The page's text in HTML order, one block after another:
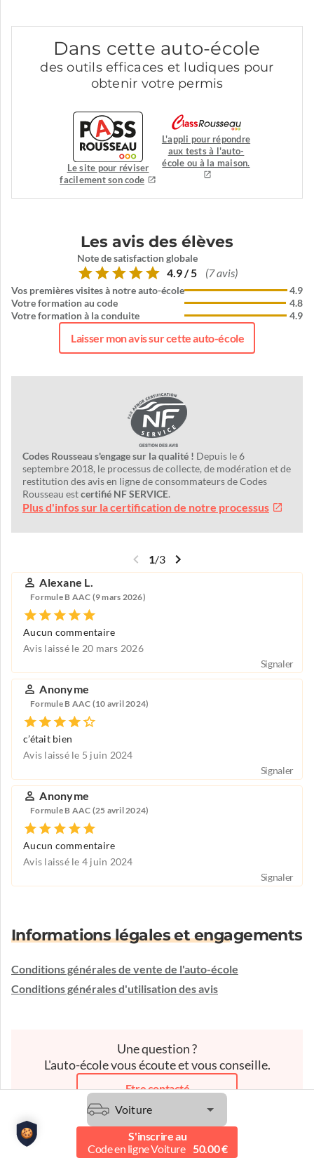
Dans cette auto-école
des outils efficaces et ludiques pour
obtenir votre permis
Le site pour réviser
facilement son code
L'appli pour répondre
aux tests à l'auto-
école ou à la maison.
Les avis des élèves
Note de satisfaction globale
4.9 / 5 (7 avis)
Vos premières visites à notre auto-école
Votre formation au code
Votre formation à la conduite
4.9
4.8
4.9
Laisser mon avis sur cette auto-école
Codes Rousseau s'engage sur la qualité ! Depuis le 6
septembre 2018, le processus de collecte, de modération et de
restitution des avis en ligne de consommateurs de Codes
Rousseau estcertifié NF SERVICE.
Plus d'infos sur la certification de notre processus
1/3
Alexane L.
Formule B AAC (9 mars 2026)
Aucun commentaire
Avis laissé le 20 mars 2026
Signaler
Anonyme
Formule B AAC (10 avril 2024)
c’était bien
Avis laissé le 5 juin 2024
Signaler
Anonyme
Formule B AAC (25 avril 2024)
Aucun commentaire
Avis laissé le 4 juin 2024
Signaler
Informations légales et engagements
Conditions générales de vente de l'auto-école
Conditions générales d'utilisation des avis
Une question ?
L'auto-école vous écoute et vous conseille.
Etre contacté
Voiture
S'inscrire au
Code en ligne Voiture
50.00 €